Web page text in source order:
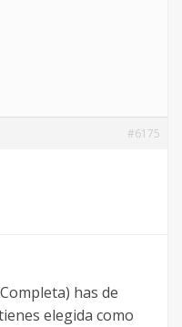
#6175
has de
elegida como